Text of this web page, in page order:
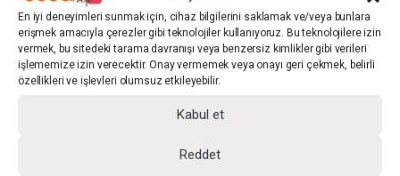
En iyi deneyimleri sunmak için, cihaz bilgilerini saklamak ve/veya bunlara
erişmek amacıyla çerezler gibi teknolojiler kullanıyoruz. Bu teknolojilere izin
vermek, bu sitedeki tarama davranışı veya benzersiz kimlikler gibi verileri
işlememize izin verecektir. Onay vermemek veya onayı geri çekmek, belirli
özellikleri ve işlevleri olumsuz etkileyebilir.
Kabul et
Reddet
Dahil edilengrid , ışığın çevreye dağılmasını
sınırlandırarak konunun ön planda kalmasını sağlar.
Arka plan kontrolünün önemli olduğu portre, ürün ve
moda çekimlerinde etkili bir çözüm sunar.
Dayanıklı Yapı, Uzun Süreli